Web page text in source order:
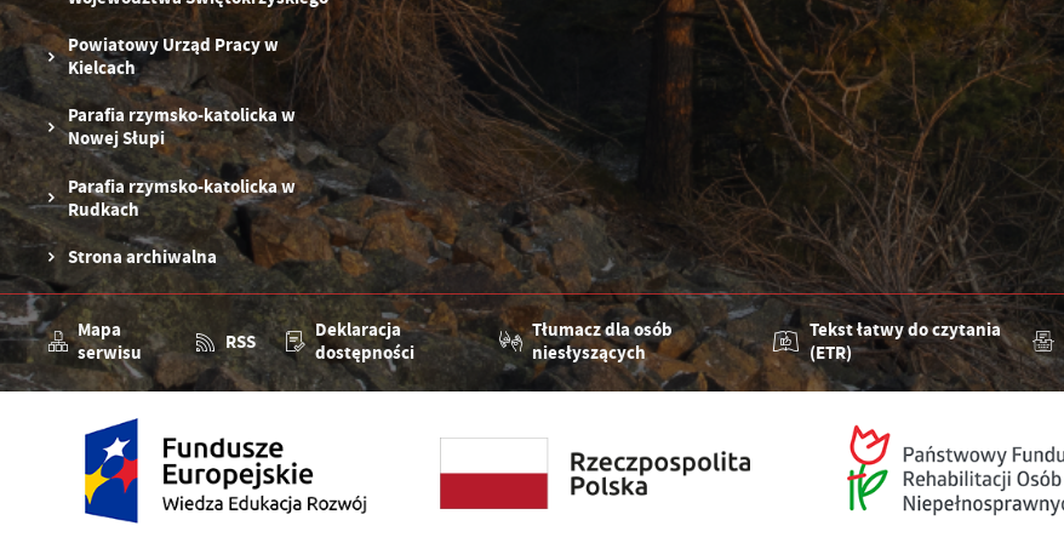
Powiatowy Urząd Pracy w
Kielcach
Parafia rzymsko-katolicka w
Nowej Słupi
Parafia rzymsko-katolicka w
Rudkach
Strona archiwalna
Mapa
serwisu
RSS
Deklaracja
dostępności
Tłumacz dla osób
niesłyszących
Tekst łatwy do czytania
(ETR)